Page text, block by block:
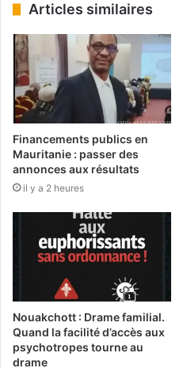
Articles similaires
Financements publics en
Mauritanie : passer des
annonces aux résultats
il y a 2 heures
Nouakchott : Drame familial.
Quand la facilité d’accès aux
psychotropes tourne au
drame